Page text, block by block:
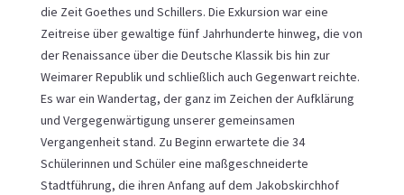
die Zeit Goethes und Schillers. Die Exkursion war eine
Zeitreise über gewaltige fünf Jahrhunderte hinweg, die von
der Renaissance über die Deutsche Klassik bis hin zur
Weimarer Republik und schließlich auch Gegenwart reichte.
Es war ein Wandertag, der ganz im Zeichen der Aufklärung
und Vergegenwärtigung unserer gemeinsamen
Vergangenheit stand. Zu Beginn erwartete die 34
Schülerinnen und Schüler eine maßgeschneiderte
Stadtführung, die ihren Anfang auf dem Jakobskirchhof